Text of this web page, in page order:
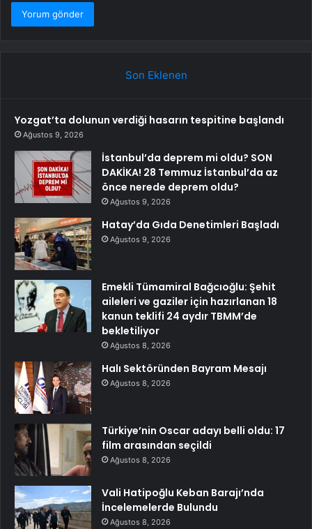
Son Eklenen
Yozgat’ta dolunun verdiği hasarın tespitine başlandı
Ağustos 9, 2026
İstanbul’da deprem mi oldu? SON
DAKİKA! 28 Temmuz İstanbul’da az
önce nerede deprem oldu?
Ağustos 9, 2026
Hatay’da Gıda Denetimleri Başladı
Ağustos 9, 2026
Emekli Tümamiral Bağcıoğlu: Şehit
aileleri ve gaziler için hazırlanan 18
kanun teklifi 24 aydır TBMM’de
bekletiliyor
Ağustos 8, 2026
Halı Sektöründen Bayram Mesajı
Ağustos 8, 2026
Türkiye’nin Oscar adayı belli oldu: 17
film arasından seçildi
Ağustos 8, 2026
Vali Hatipoğlu Keban Barajı’nda
İncelemelerde Bulundu
Ağustos 8, 2026